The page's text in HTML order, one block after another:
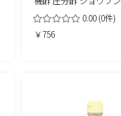
0.00 (0件)
￥756